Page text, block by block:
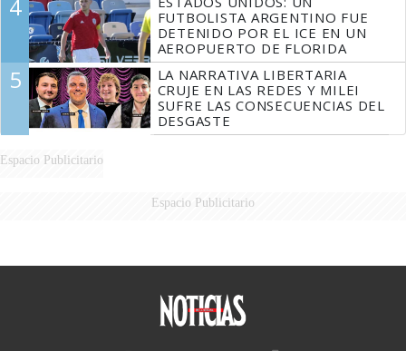
4
FUTBOLISTA ARGENTINO FUE
DETENIDO POR EL ICE EN UN
AEROPUERTO DE FLORIDA
5
LA NARRATIVA LIBERTARIA
CRUJE EN LAS REDES Y MILEI
SUFRE LAS CONSECUENCIAS DEL
DESGASTE
Espacio Publicitario
Espacio Publicitario